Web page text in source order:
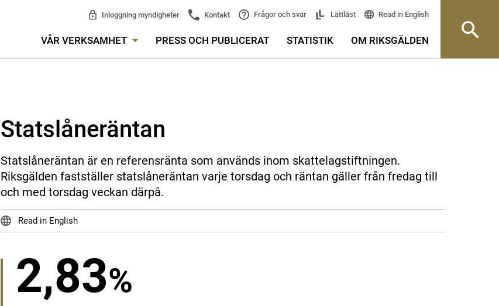
Inloggning myndigheter Kontakt Frågor och svar Lättläst Read in English
VÅR VERKSAMHET PRESS OCH PUBLICERAT STATISTIK OM RIKSGÄLDEN
Statslåneräntan
Statslåneräntan är en referensränta som används inom skattelagstiftningen.
Riksgälden fastställer statslåneräntan varje torsdag och räntan gäller från fredag till
och med torsdag veckan därpå.
Read in English
2,83%